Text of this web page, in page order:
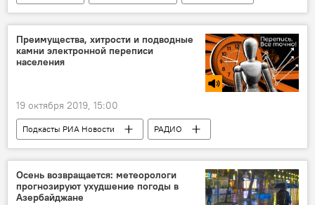
Преимущества, хитрости и подводные
камни электронной переписи
населения
19 октября 2019, 15:00
Подкасты РИА Новости
РАДИО
МУЛЬТИМЕДИА
Новости
Осень возвращается: метеорологи
прогнозируют ухудшение погоды в
Азербайджане